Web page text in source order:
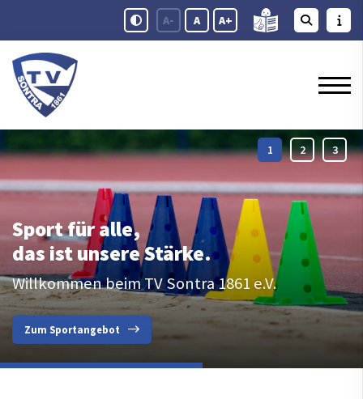
A- A A+
Sport für alle,
das ist unsere Stärke.
Willkommen beim TV Sontra 1861 e.V.
Zum Sportangebot